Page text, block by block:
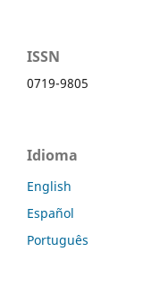
ISSN
0719-9805
Idioma
English
Español
Português